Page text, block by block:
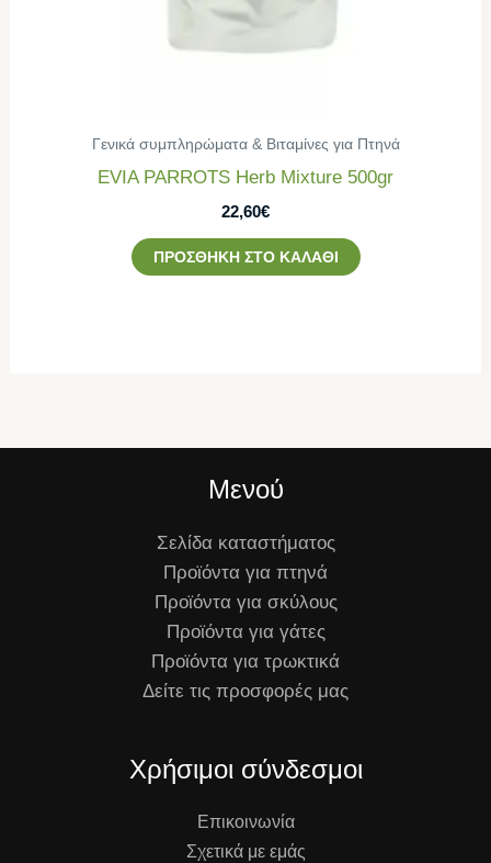
Γενικά συμπληρώματα & Βιταμίνες για Πτηνά
EVIA PARROTS Herb Mixture 500gr
22,60€
ΠΡΟΣΘΉΚΗ ΣΤΟ ΚΑΛΆΘΙ
Μενού
Σελίδα καταστήματος
Προϊόντα για πτηνά
Προϊόντα για σκύλους
Προϊόντα για γάτες
Προϊόντα για τρωκτικά
Δείτε τις προσφορές μας
Χρήσιμοι σύνδεσμοι
Επικοινωνία
Σχετικά με εμάς